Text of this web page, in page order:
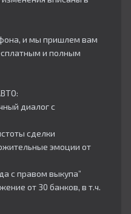
и мы пришлем вам
и полным
диалог с
сделки
эмоции от
с правом выкупа”
от 30 банков, в т.ч.